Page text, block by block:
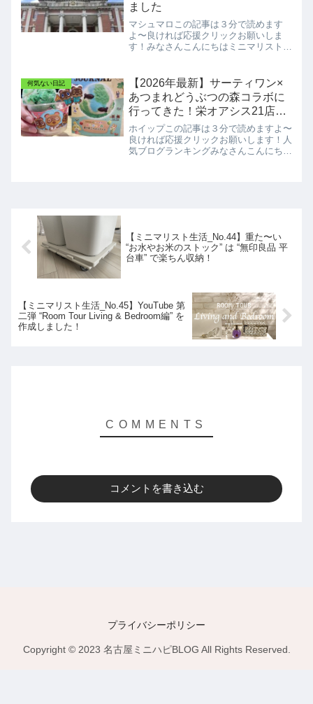
ました
マシュマロこの記事は３分で読めます
よ〜良ければ応援クリックお願いしま
す！みなさんこんにちはミニマリストマ
ポット「名古屋市市政資料館」へ行って
きましたのでご紹介させて頂き...
何気ない日記
【2026年最新】サーティワン×
あつまれどうぶつの森コラボに
行ってきた！栄オアシス21店で
夏限定メニューを満喫♪
ホイップこの記事は３分で読めますよ〜
良ければ応援クリックお願いします！人
気ブログランキングみなさんこんにちは
【ミニマリスト生活_No.44】重た〜い
“お水やお米のストック” は “無印良品 平
台車” で楽ちん収納！
【ミニマリスト生活_No.45】YouTube 第
二弾 “Room Tour Living & Bedroom編” を
作成しました！
コメントを書き込む
プライバシーポリシー
Copyright © 2023 名古屋ミニハピBLOG All Rights Reserved.